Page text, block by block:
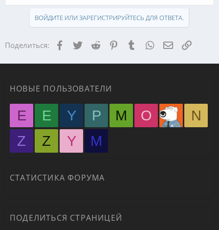
ВОЙДИТЕ ИЛИ ЗАРЕГИСТРИРУЙТЕСЬ ДЛЯ ОТВЕТА.
Поделиться: Facebook
TwitterReddit PinterestTumblr WhatsApp Ссылка
НОВЫЕ ПОЛЬЗОВАТЕЛИ
E E Y P M O
N
Z
Z Y М
СТАТИСТИКА ФОРУМА
ПОДЕЛИТЬСЯ СТРАНИЦЕЙ